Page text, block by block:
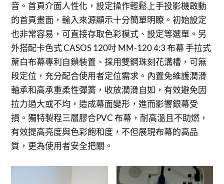
音。首頁介面人性化，設定操作輕鬆上手投影機啟動
的首頁畫面，輸入來源顯示十分簡單明瞭。初始設定
也非常容易，可直接存取色彩模式、設定等選單。另
外搭配卡色式 CASOS 120吋 MM-120 4:3 布幕 手拉式
蓆白布幕專利自鎖裝置、採用雙鋼珠刻花溝槽，可無
段定位，充分配合使用者定位需求。內置免維護潤滑
軸承和高承重柔性彈簧，收放潤滑自如，有效避免因
拉力過大或不均，造成幕面變形，進而影響銀幕受
損。獨特製程三層膠合PVC 布幕，耐高溫且不助燃，
有效提高亮度與色彩飽和度，不但展現布幕的高品
質，更為使用者安全把關。